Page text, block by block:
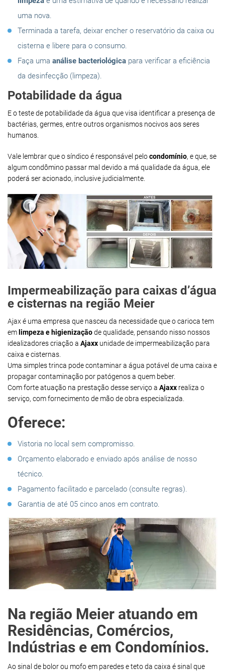
uma nova.
Terminada a tarefa, deixar encher o reservatório da caixa ou
cisterna e libere para o consumo.
Faça uma análise bacteriológica para verificar a eficiência
da desinfecção (limpeza).
Potabilidade da água
E o teste de potabilidade da água que visa identificar a presença de
bactérias, germes, entre outros organismos nocivos aos seres
humanos.
Vale lembrar que o síndico é responsável pelocondomínio, e que, se
algum condômino passar mal devido a má qualidade da água, ele
poderá ser acionado, inclusive judicialmente.
Impermeabilização para caixas d’água
e cisternas na região Meier
Ajax é uma empresa que nasceu da necessidade que o carioca tem
em limpeza e higienizaçãode qualidade, pensando nisso nossos
idealizadores criação a Ajaxx unidade de impermeabilização para
caixa e cisternas.
Uma simples trinca pode contaminar a água potável de uma caixa e
propagar contaminação por patógenos a quem beber.
Com forte atuação na prestação desse serviço a Ajaxx realiza o
serviço, com fornecimento de mão de obra especializada.
Oferece:
Vistoria no local sem compromisso.
Orçamento elaborado e enviado após análise de nosso
técnico.
Pagamento facilitado e parcelado (consulte regras).
Garantia de até 05 cinco anos em contrato.
Na região Meier atuando em
Residências, Comércios,
Indústrias e em Condomínios.
Ao sinal de bolor ou mofo em paredes e teto da caixa é sinal que